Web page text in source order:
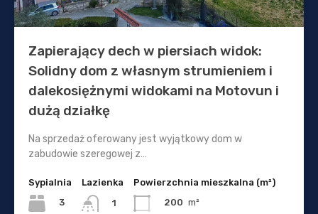
Zapierający dech w piersiach widok:
Solidny dom z własnym strumieniem i
dalekosiężnymi widokami na Motovun i
dużą działkę
Na sprzedaż oferowany jest wyjątkowy dom w
zabudowie szeregowej z…
Sypialnia
3
Lazienka
1
Powierzchnia mieszkalna (m²)
200 m²